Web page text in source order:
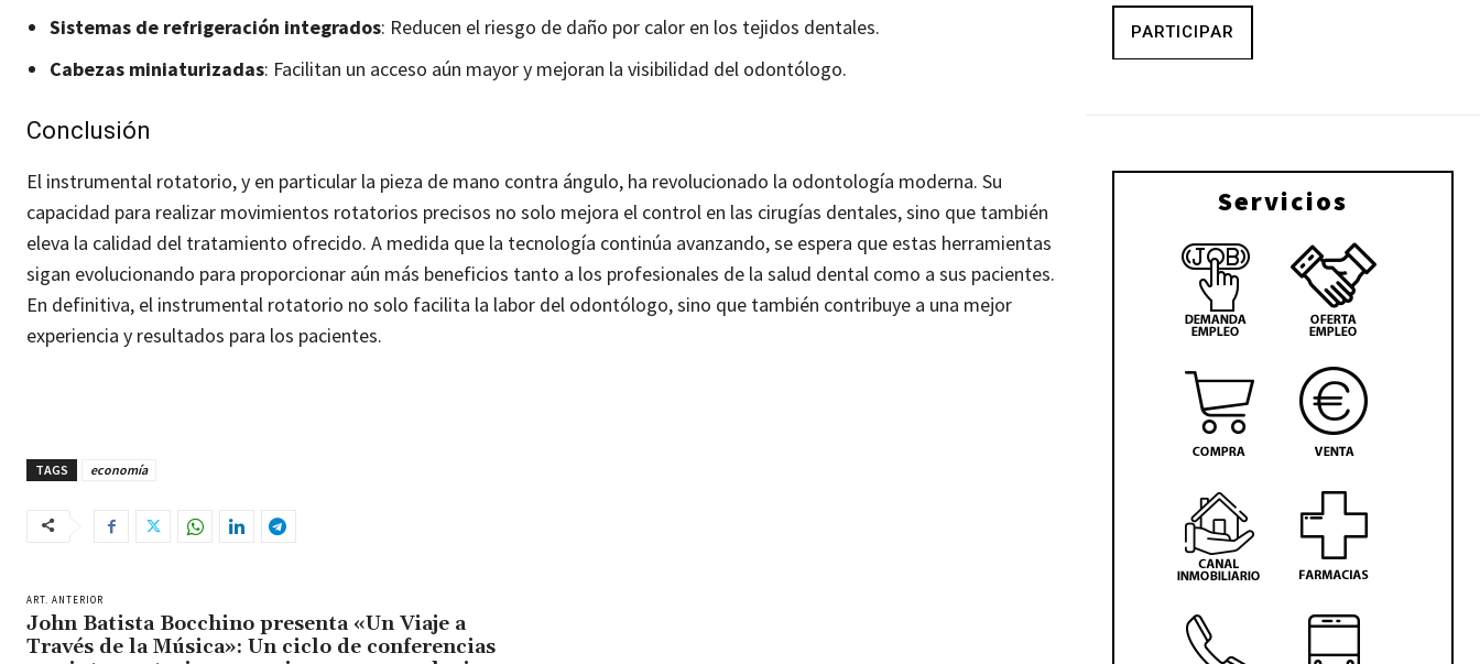
Sistemas de refrigeración integrados: Reducen el riesgo de daño por calor en los tejidos dentales.
Cabezas miniaturizadas: Facilitan un acceso aún mayor y mejoran la visibilidad del odontólogo.
Conclusión
El instrumental rotatorio, y en particular la pieza de mano contra ángulo, ha revolucionado la odontología moderna. Su
capacidad para realizar movimientos rotatorios precisos no solo mejora el control en las cirugías dentales, sino que también
eleva la calidad del tratamiento ofrecido. A medida que la tecnología continúa avanzando, se espera que estas herramientas
sigan evolucionando para proporcionar aún más beneficios tanto a los profesionales de la salud dental como a sus pacientes.
En definitiva, el instrumental rotatorio no solo facilita la labor del odontólogo, sino que también contribuye a una mejor
experiencia y resultados para los pacientes.
TAGS economía
ART. ANTERIOR
John Batista Bocchino presenta «Un Viaje a
Través de la Música»: Un ciclo de conferencias
PARTICIPAR
Servicios